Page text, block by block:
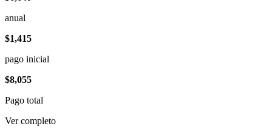
anual
$1,415
pago inicial
$8,055
Pago total
Ver completo